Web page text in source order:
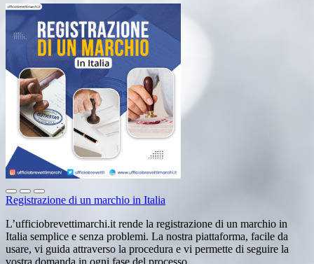
Registrazione di un marchio in Italia
L’ufficiobrevettimarchi.it rende la registrazione di un marchio in
Italia semplice e senza problemi. La nostra piattaforma, facile da
usare, vi guida attraverso la procedura e vi permette di seguire la
vostra domanda in ogni fase del processo.